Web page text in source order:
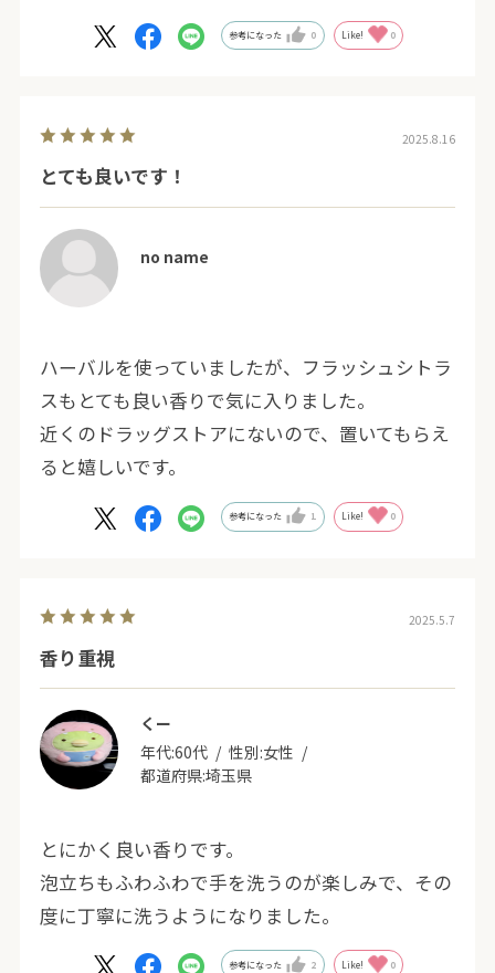
参考になった 0 Like! 0
2025.8.16
とても良いです！
no name
ハーバルを使っていましたが、フラッシュシトラ
スもとても良い香りで気に入りました。
近くのドラッグストアにないので、置いてもらえ
ると嬉しいです。
参考になった 1 Like! 0
2025.5.7
香り重視
くー
年代:60代 性別:女性
都道府県:埼玉県
とにかく良い香りです。
泡立ちもふわふわで手を洗うのが楽しみで、その
度に丁寧に洗うようになりました。
参考になった 2 Like! 0